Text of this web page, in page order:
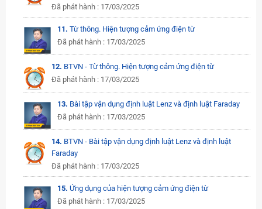
Đã phát hành : 17/03/2025
11. Từ thông. Hiện tượng cảm ứng điện từ
Đã phát hành : 17/03/2025
12. BTVN - Từ thông. Hiện tượng cảm ứng điện từ
Đã phát hành : 17/03/2025
13. Bài tập vận dụng định luật Lenz và định luật Faraday
Đã phát hành : 17/03/2025
14. BTVN - Bài tập vận dụng định luật Lenz và định luật
Faraday
Đã phát hành : 17/03/2025
15. Ứng dụng của hiện tượng cảm ứng điện từ
Đã phát hành : 17/03/2025